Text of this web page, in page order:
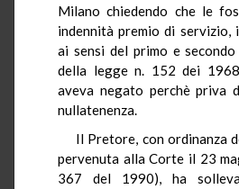
Milano chiedendo che le
indennità premio di servizio,
ai sensi del primo e
della legge n. 152 dei
aveva negato perchè priva
nullatenenza.
Il Pretore, con ordinanza
pervenuta alla Corte il 23
367 del 1990), ha